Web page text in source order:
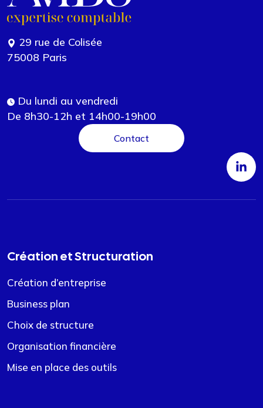
29 rue de Colisée
75008 Paris
Du lundi au vendredi
De 8h30-12h et 14h00-19h00
Contact
Création et Structuration
Création d’entreprise
Business plan
Choix de structure
Organisation financière
Mise en place des outils